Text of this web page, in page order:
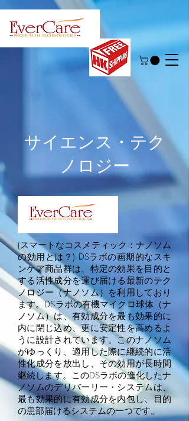
(スマートなコスメティック：ナノソム
の効用とは？) DSラボの画期的なスキ
ンケア商品群は、特定の効果を目的と
する活性成分を運び届ける最新のテク
ノロジー（ナノソム）を利用しており
ます。DSラボの有機マイクロ球体（ナ
ノソム）は、有効成分を最も効果的に
内に閉じ込め、更に安定性を高めるよ
うに設計されています。このナノソム
がゆっくり、適用した際に継続的に活
性化成分を放出し、その効用が長時間
継続します。このDSラボの進化したナ
ノソムのデリバーリー・システムは、
最も効果的に有効成分を内包し、目的
の患部届けるシステムの一つです。
サイエンス・テク
ノロジー